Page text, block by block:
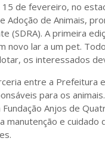
de fevereiro, no
Adoção de Animais,
(SDRA). A primeira
novo lar a um pet.
os interessados
entre a Prefeitura
para os
Fundação Anjos de
manutenção e